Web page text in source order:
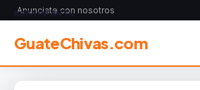
Anunciate con nosotros
GuateChivas.com
ROPA INFANTIL